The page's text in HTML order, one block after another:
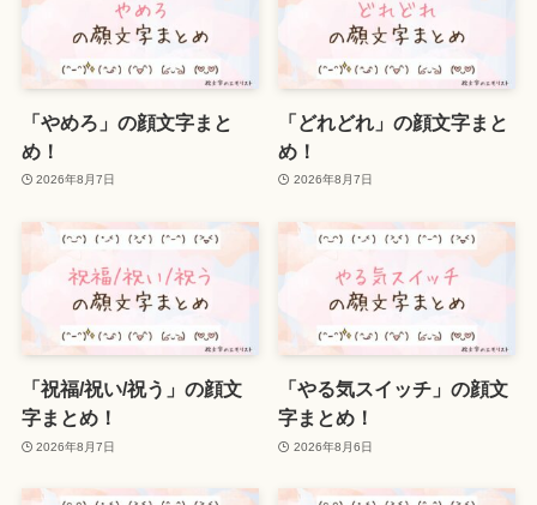
「やめろ」の顔文字まと
め！
2026年8月7日
「どれどれ」の顔文字まと
め！
2026年8月7日
「祝福/祝い/祝う」の顔文
字まとめ！
2026年8月7日
「やる気スイッチ」の顔文
字まとめ！
2026年8月6日